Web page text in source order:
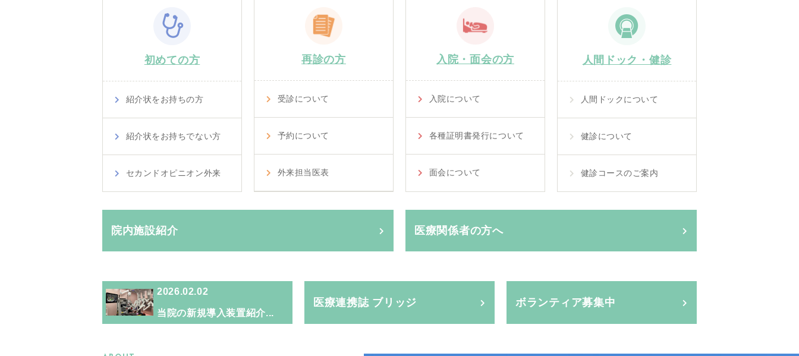
初めての方
紹介状をお持ちの方
紹介状をお持ちでない方
セカンドオピニオン外来
再診の方
受診について
予約について
外来担当医表
入院・面会の方
入院について
各種証明書発行について
面会について
人間ドック・健診
人間ドックについて
健診について
健診コースのご案内
院内施設紹介 医療関係者の方へ
2026.02.02
当院の新規導入装置紹介...
医療連携誌 ブリッジ ボランティア募集中